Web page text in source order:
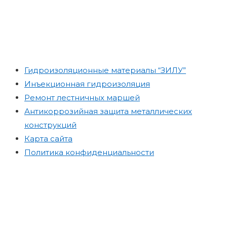
Гидроизоляционные материалы “ЗИЛУ”
Инъекционная гидроизоляция
Ремонт лестничных маршей
Антикоррозийная защита металлических
конструкций
Карта сайта
Политика конфиденциальности